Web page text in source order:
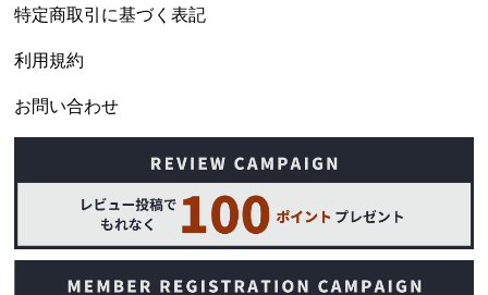
特定商取引に基づく表記
利用規約
お問い合わせ